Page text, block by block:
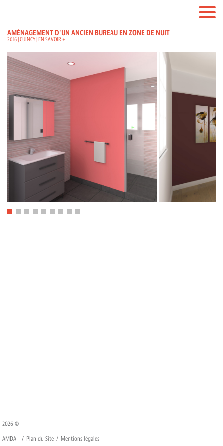
AMÉNAGEMENT D'UN ANCIEN BUREAU EN ZONE DE NUIT
2016 | CUINCY |EN SAVOIR +
2026 ©
AMDA
Plan du Site Mentions légales